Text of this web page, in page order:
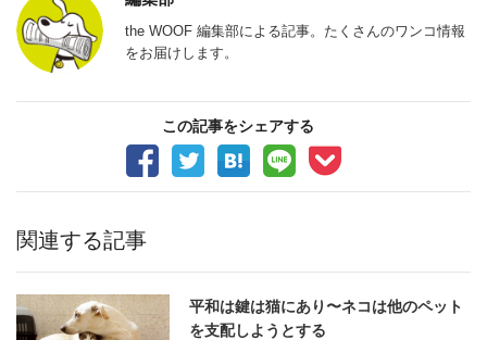
the WOOF 編集部による記事。たくさんのワンコ情報
をお届けします。
この記事をシェアする
関連する記事
平和は鍵は猫にあり〜ネコは他のペット
を支配しようとする